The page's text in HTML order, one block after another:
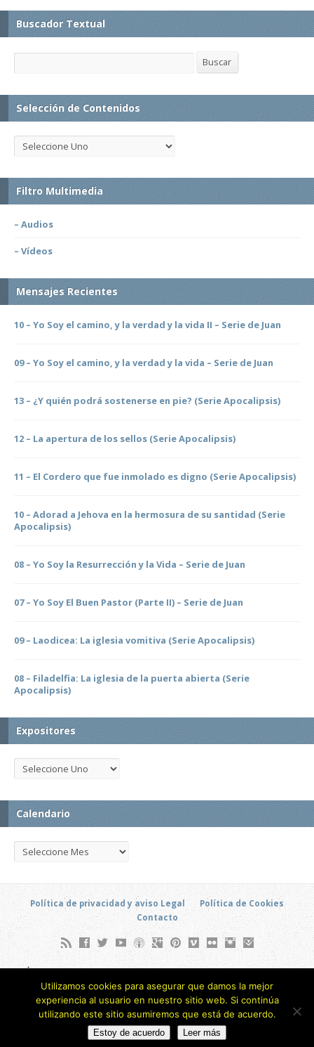
Buscador Textual
Buscar Buscar
Selección de Contenidos
Filtro Multimedia
– Audios
– Vídeos
Mensajes Recientes
10 – Yo Soy el camino, y la verdad y la vida II – Serie de Juan
09 – Yo Soy el camino, y la verdad y la vida – Serie de Juan
13 – ¿Y quién podrá sostenerse en pie? (Serie Apocalipsis)
12 – La apertura de los sellos (Serie Apocalipsis)
11 – El Cordero que fue inmolado es digno (Serie Apocalipsis)
10 – Adorad a Jehova en la hermosura de su santidad (Serie
Apocalipsis)
08 – Yo Soy la Resurrección y la Vida – Serie de Juan
07 – Yo Soy El Buen Pastor (Parte II) – Serie de Juan
09 – Laodicea: La iglesia vomitiva (Serie Apocalipsis)
08 – Filadelfia: La iglesia de la puerta abierta (Serie
Apocalipsis)
Expositores
Calendario
Política de privacidad y aviso Legal
Política de Cookies
Contacto
(ESPAÑA)
693 805 873
Copyright © 2026
Utilizamos cookies para asegurar que damos la mejor
experiencia al usuario en nuestro sitio web. Si continúa
utilizando este sitio asumiremos que está de acuerdo.
Estoy de acuerdo Leer más